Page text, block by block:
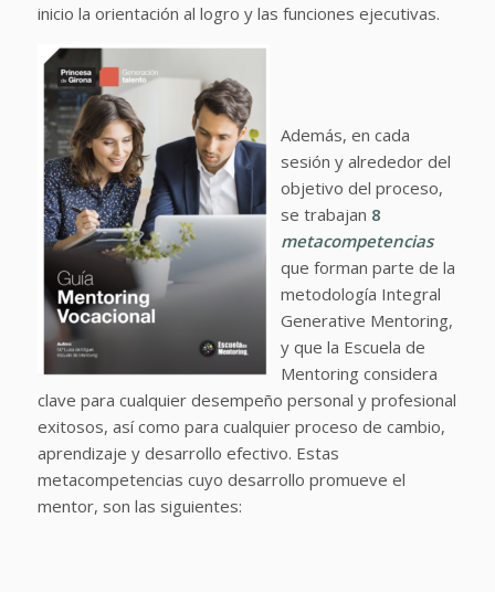
inicio la orientación al logro y las funciones ejecutivas.
Además, en cada
sesión y alrededor del
objetivo del proceso,
se trabajan 8
metacompetencias
que forman parte de la
metodología Integral
Generative Mentoring,
y que la Escuela de
Mentoring considera
clave para cualquier desempeño personal y profesional
exitosos, así como para cualquier proceso de cambio,
aprendizaje y desarrollo efectivo. Estas
metacompetencias cuyo desarrollo promueve el
mentor, son las siguientes: